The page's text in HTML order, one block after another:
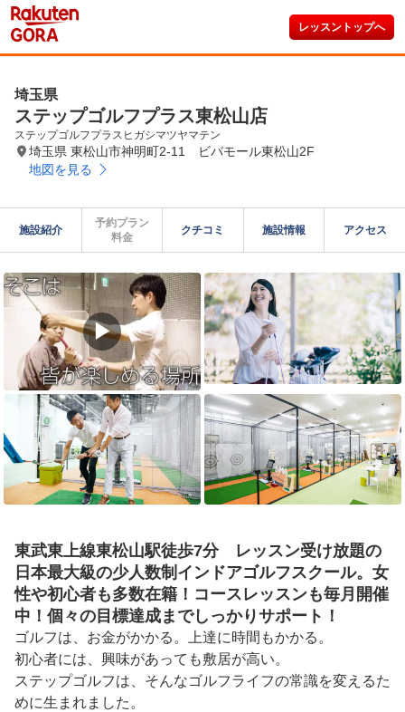
レッスントップへ
埼玉県
ステップゴルフプラス東松山店
ステップゴルフプラスヒガシマツヤマテン
埼玉県 東松山市神明町2-11 ビバモール東松山2F
地図を見る
施設紹介
予約プラン
料金
クチコミ 施設情報 アクセス
▶
東武東上線東松山駅徒歩7分 レッスン受け放題の
日本最大級の少人数制インドアゴルフスクール。女
性や初心者も多数在籍！コースレッスンも毎月開催
中！個々の目標達成までしっかりサポート！
ゴルフは、お金がかかる。上達に時間もかかる。
初心者には、興味があっても敷居が高い。
ステップゴルフは、そんなゴルフライフの常識を変えるた
めに生まれました。